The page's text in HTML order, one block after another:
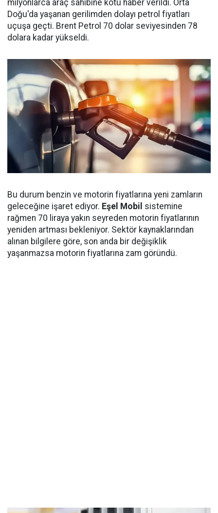
milyonlarca araç sahibine kötü haber verildi. Orta
Doğu'da yaşanan gerilimden dolayı petrol fiyatları
uçuşa geçti. Brent Petrol 70 dolar seviyesinden 78
dolara kadar yükseldi.
Bu durum benzin ve motorin fiyatlarına yeni zamların
geleceğine işaret ediyor. Eşel Mobil sistemine
rağmen 70 liraya yakın seyreden motorin fiyatlarının
yeniden artması bekleniyor. Sektör kaynaklarından
alınan bilgilere göre, son anda bir değişiklik
yaşanmazsa motorin fiyatlarına zam göründü.